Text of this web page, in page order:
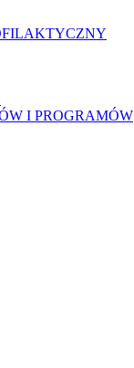
I PROGRAMÓW